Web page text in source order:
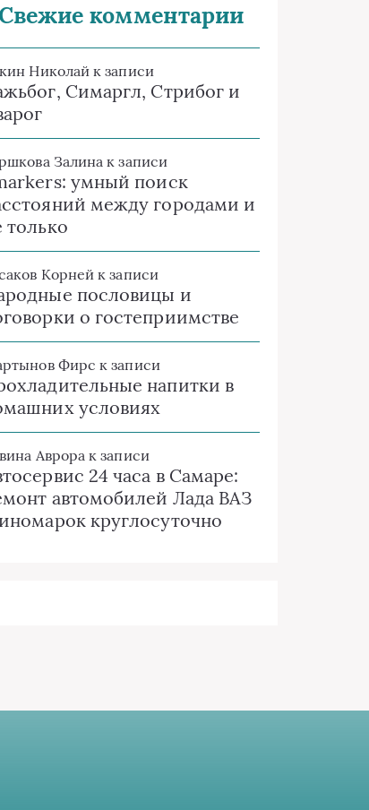
комментарии
Николай к записи
Симаргл, Стрибог и
Залинак записи
умный поиск
между городами и
только
Корнейк записи
пословицы и
о гостеприимстве
Фирс к записи
напитки в
условиях
Аврора к записи
24 часа в Самаре:
автомобилей Лада ВАЗ
круглосуточно